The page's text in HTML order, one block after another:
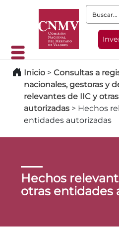
Buscar:
Inicio > Consultas a
nacionales, gestoras y
relevantes de IIC y
autorizadas > Hechos
entidades autorizadas
Hechos
otras entidades